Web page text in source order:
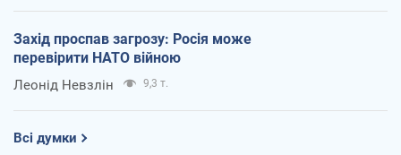
Захід проспав загрозу: Росія може
перевірити НАТО війною
Леонід Невзлін 9,3 т.
Всі думки